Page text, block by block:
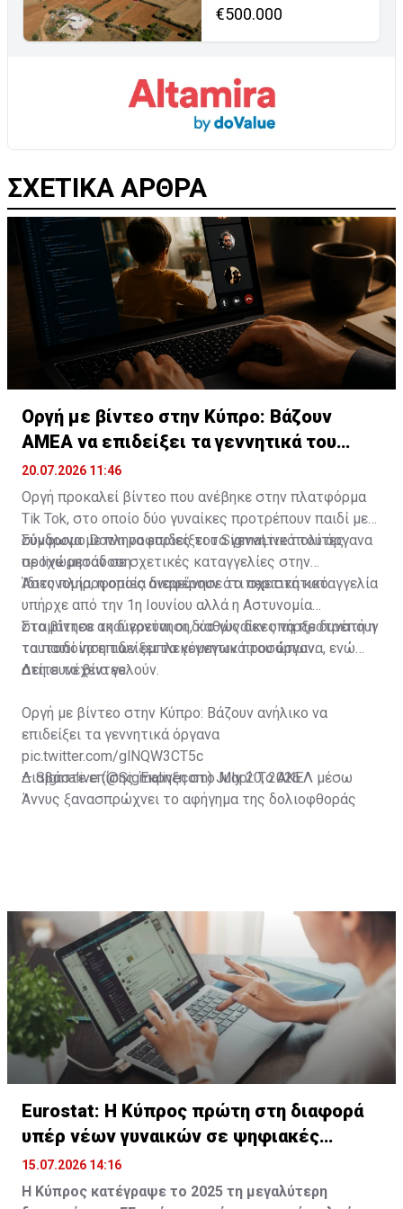
€500.000
ΣΧΕΤΙΚΑ ΑΡΘΡΑ
Οργή με βίντεο στην Κύπρο: Βάζουν
ΑΜΕΑ να επιδείξει τα γεννητικά του
όργανα
20.07.2026 11:46
Οργή προκαλεί βίντεο που ανέβηκε στην πλατφόρμα
Tik Tok, στο οποίο δύο γυναίκες προτρέπουν παιδί με
σύνδρομο Down να επιδείξει τα γεννητικά του όργανα
σε live μετάδοση.
Σύμφωνα με πληροφορίες του SigmaLive πολίτες
προχώρησαν σε σχετικές καταγγελίες στην
Αστυνομία, η οποία διερεύνησε το περιστατικό.
Ίδιες πληροφορίες αναφέρουν ότι σχετική καταγγελία
υπήρχε από την 1η Ιουνίου αλλά η Αστυνομία
σταμάτησε τη διερεύνηση, καθώς δεν υπήρξε δυνατή η
ταυτοποίηση των εμπλεκόμενων προσώπων.
Στο βίντεο ακούγονται οι δύο γυναίκες να προτρέπουν
το παιδί να επιδείξει τα γεννητικά του όργανα, ενώ
στη συνέχεια γελούν.
Δείτε το βίντεο:
Οργή με βίντεο στην Κύπρο: Βάζουν ανήλικο να
επιδείξει τα γεννητικά όργανα
pic.twitter.com/glNQW3CT5c
— Sigmalive (@Sigmalivecom)July 20, 2026
Διαβάστε επίσης:Έκρηξη στο Μαρί: Το ΑΚΕΛ μέσω
Άννυς ξανασπρώχνει το αφήγημα της δολιοφθοράς
Eurostat: Η Κύπρος πρώτη στη διαφορά
υπέρ νέων γυναικών σε ψηφιακές
δεξιότητες
15.07.2026 14:16
Η Κύπρος κατέγραψε το 2025 τη μεγαλύτερη